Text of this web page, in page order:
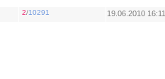
2/10291 19.06.2010 16:11